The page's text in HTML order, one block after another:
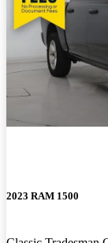
2023 RAM 1500